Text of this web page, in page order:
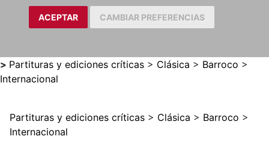
ACEPTAR CAMBIAR PREFERENCIAS
> Partituras y ediciones críticas > Clásica > Barroco >
Internacional
Partituras y ediciones críticas > Clásica > Barroco >
Internacional